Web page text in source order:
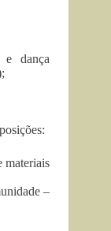
e dança
materiais
–